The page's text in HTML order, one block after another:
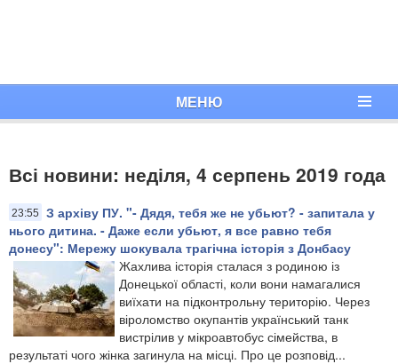
МЕНЮ
Всі новини: неділя, 4 серпень 2019 года
23:55
З архіву ПУ. "- Дядя, тебя же не убьют? - запитала у
нього дитина. - Даже если убьют, я все равно тебя
донесу": Мережу шокувала трагічна історія з Донбасу
Жахлива історія сталася з родиною із
Донецької області, коли вони намагалися
виїхати на підконтрольну територію. Через
віроломство окупантів український танк
вистрілив у мікроавтобус сімейства, в
результаті чого жінка загинула на місці. Про це розповід...